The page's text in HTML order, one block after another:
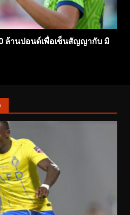
ล้านปอนด์เพื่อเซ็นสัญญากับ มิ